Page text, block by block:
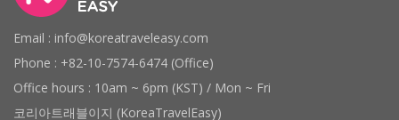
Email : info@koreatraveleasy.com
Phone : +82-10-7574-6474 (Office)
Office hours : 10am ~ 6pm (KST) / Mon ~ Fri
코리아트래블이지 (KoreaTravelEasy)